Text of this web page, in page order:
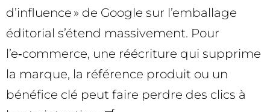
d’influence » de Google sur l’emballage
éditorial s’étend massivement. Pour
l’e‑commerce, une réécriture qui supprime
la marque, la référence produit ou un
bénéfice clé peut faire perdre des clics à